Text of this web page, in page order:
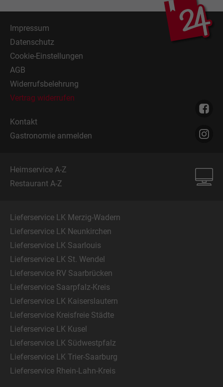
Impressum
Datenschutz
Cookie-Einstellungen
AGB
Widerrufsbelehrung
Vertrag widerrufen
Kontakt
Gastronomie anmelden
Heimservice A-Z
Restaurant A-Z
Lieferservice LK Merzig-Wadern
Lieferservice LK Neunkirchen
Lieferservice LK Saarlouis
Lieferservice LK St. Wendel
Lieferservice RV Saarbrücken
Lieferservice Saarpfalz-Kreis
Lieferservice LK Kaiserslautern
Lieferservice Kreisfreie Städte
Lieferservice LK Kusel
Lieferservice LK Südwestpfalz
Lieferservice LK Trier-Saarburg
Lieferservice Rhein-Lahn-Kreis